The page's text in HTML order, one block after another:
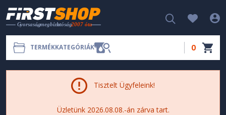
TERMÉKKATEGÓRIÁK 0
Tisztelt Ügyfeleink!
Üzletünk 2026.08.08.-án zárva tart.